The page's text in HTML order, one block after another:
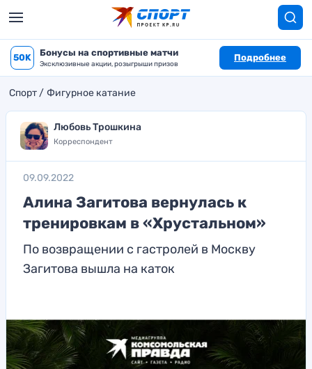
50K Бонусы на спортивные матчи
Эксклюзивные акции, розыгрыши призов
Подробнее
Спорт Фигурное катание
Любовь Трошкина
Корреспондент
09.09.2022
Алина Загитова вернулась к
тренировкам в «Хрустальном»
По возвращении с гастролей в Москву
Загитова вышла на каток